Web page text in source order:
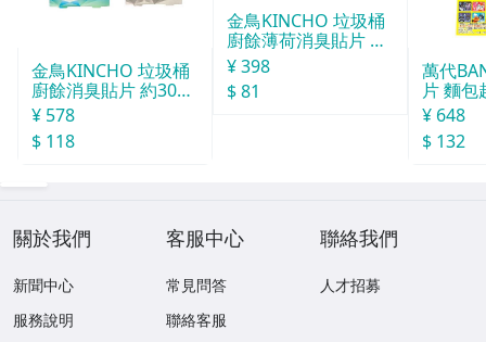
金鳥KINCHO 垃圾桶
廚餘消臭貼片 約30天
分
¥ 578
$ 118
金鳥KINCHO 垃圾桶
廚餘薄荷消臭貼片 約
30天分
¥ 398
$ 81
萬代
片 麵包
¥ 648
$ 132
關於我們
新聞中心
服務說明
客服中心
常見問答
聯絡客服
聯絡我們
人才招募